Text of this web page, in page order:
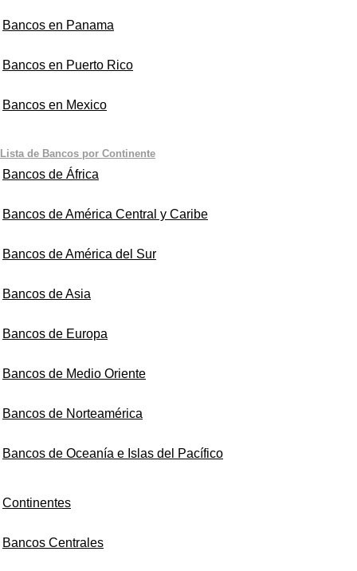
Bancos en Panama
Bancos en Puerto Rico
Bancos en Mexico
Lista de Bancos por Continente
Bancos de África
Bancos de América Central y Caribe
Bancos de América del Sur
Bancos de Asia
Bancos de Europa
Bancos de Medio Oriente
Bancos de Norteamérica
Bancos de Oceanía e Islas del Pacífico
Continentes
Bancos Centrales